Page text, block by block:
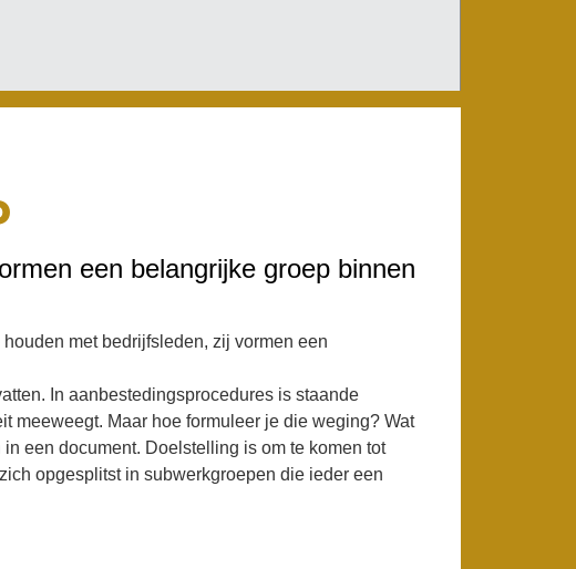
een belangrijke groep binnen
met bedrijfsleden, zij vormen een
In aanbestedingsprocedures is staande
meeweegt. Maar hoe formuleer je die weging? Wat
een document. Doelstelling is om te komen tot
opgesplitst in subwerkgroepen die ieder een